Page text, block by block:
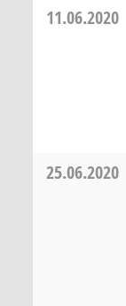
11.06.2020
25.06.2020